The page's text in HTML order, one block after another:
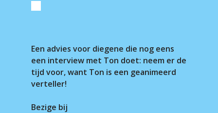
Een advies voor diegene die nog eens
een interview met Ton doet: neem er de
tijd voor, want Ton is een geanimeerd
verteller!
Bezige bij